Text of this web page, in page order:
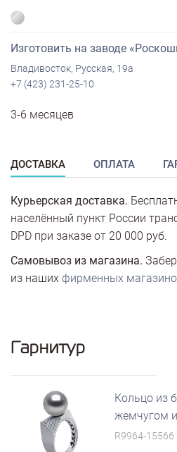
Изготовить на заводе
Владивосток, Русская, 19а
+7 (423) 231-25-10
3-6 месяцев
ДОСТАВКА ОПЛАТА
Курьерская доставка.
населённый пункт России
DPD при заказе от 20 000 руб.
Самовывоз из магазина.
из наших фирменных
Гарнитур
Кольцо из
жемчугом
R9964-15566